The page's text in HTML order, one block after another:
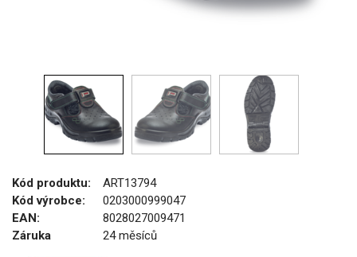
Kód produktu:
ART13794
Kód výrobce:
0203000999047
EAN:
8028027009471
Záruka
24 měsíců